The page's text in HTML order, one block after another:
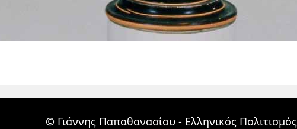
© Γιάννης Παπαθανασίου - Ελληνικός Πολιτισμός